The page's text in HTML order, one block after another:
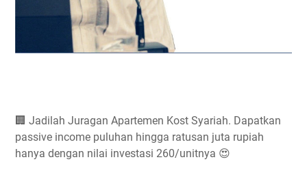
🏢 Jadilah Juragan Apartemen Kost Syariah. Dapatkan
passive income puluhan hingga ratusan juta rupiah
hanya dengan nilai investasi 260/unitnya 😍